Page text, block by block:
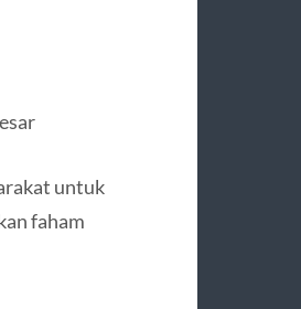
untuk
faham